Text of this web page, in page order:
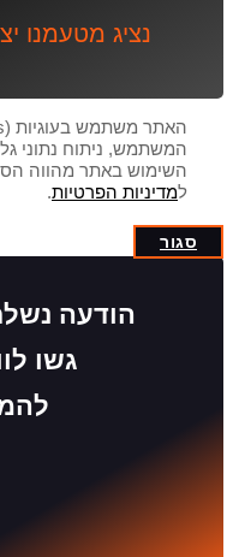
נציג מטעמנו
המשתמש, ניתוח נתוני
השימוש באתר מהווה
למדיניות הפרטיות.
סגור
הודעה
גשו